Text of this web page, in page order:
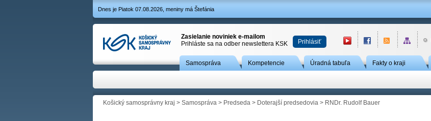
Dnes je Piatok 07.08.2026, meniny má Štefánia
Zasielanie noviniek e-mailom
Prihláste sa na odber newslettera KSK
Prihlásiť
Samospráva Kompetencie Úradná tabuľa Fakty o kraji
Košický samosprávny kraj > Samospráva > Predseda > Doterajší predsedovia > RNDr. Rudolf Bauer